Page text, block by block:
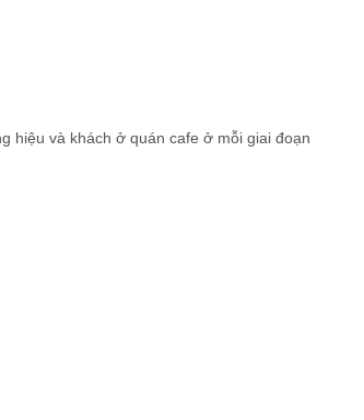
hiệu và khách ở quán cafe ở mỗi giai đoạn